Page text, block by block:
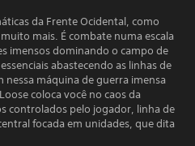
da Frente Ocidental, como
mais. É combate numa escala
imensos dominando o campo de
abastecendo as linhas de
máquina de guerra imensa
coloca você no caos da
controlados pelo jogador, linha de
focada em unidades, que dita